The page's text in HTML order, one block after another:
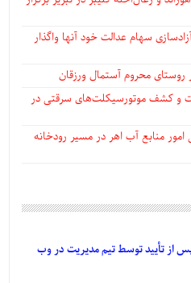
سهام عدالت خود آنها واگذار
محروم آستمال ورزقان
و کشف موتورسیکلت‌های سرقتی در
منابع آب اهر در مسیر رودخانه
ازتأییدتوسط تیم مدیریت در وب